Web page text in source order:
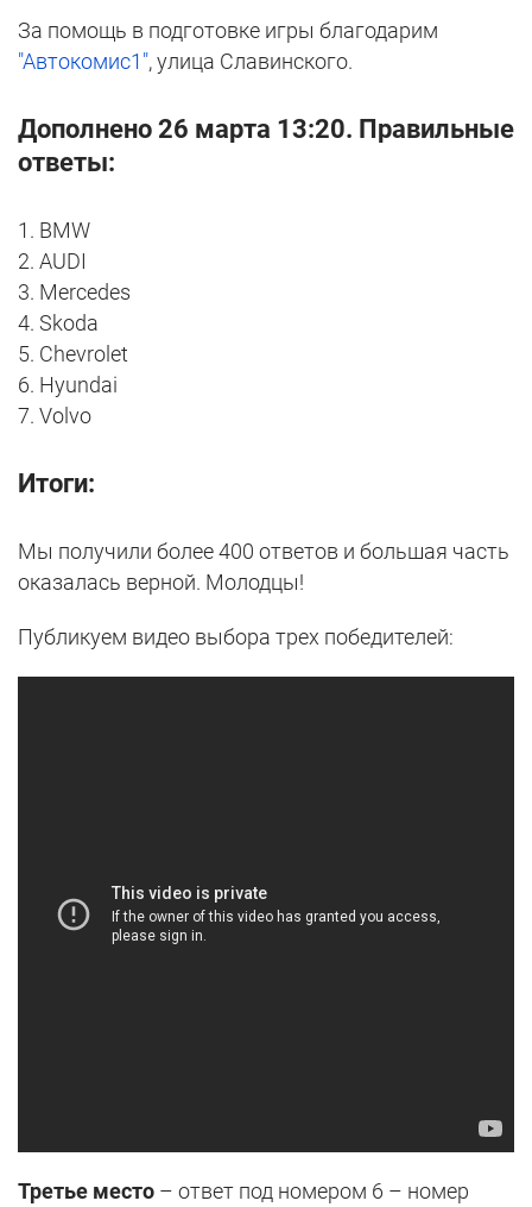
За помощь в подготовке игры благодарим
"Автокомис1", улица Славинского.
Дополнено 26 марта 13:20. Правильные
ответы:
1. BMW
2. AUDI
3. Mercedes
4. Skoda
5. Chevrolet
6. Hyundai
7. Volvo
Итоги:
Мы получили более 400 ответов и большая часть
оказалась верной. Молодцы!
Публикуем видео выбора трех победителей:
Третье место – ответ под номером 6 – номер